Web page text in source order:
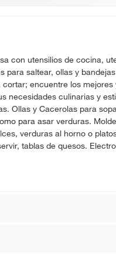
con utensilios de cocina,
saltear, ollas y
encuentre los
necesidades culinarias y
Ollas y Cacerolas para
para asar verduras.
verduras al horno o
tablas de quesos.